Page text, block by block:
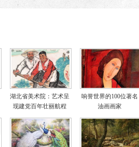
湖北省美术院：艺术呈
现建党百年壮丽航程
响誉世界的100位著名
油画画家